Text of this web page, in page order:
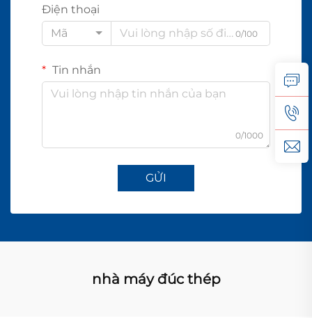
Điện thoại
Mã
0/100
Tin nhắn
0/1000
GỬI
nhà máy đúc thép